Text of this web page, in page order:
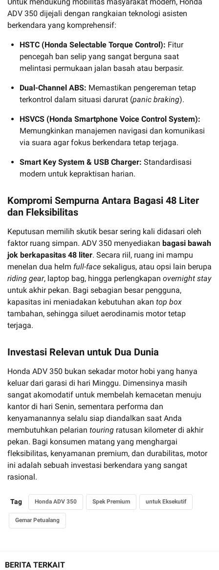
ADV 350 dijejali dengan rangkaian teknologi asisten
berkendara yang komprehensif:
HSTC (Honda Selectable Torque Control): Fitur
pencegah ban selip yang sangat berguna saat
melintasi permukaan jalan basah atau berpasir.
Dual-Channel ABS: Memastikan pengereman tetap
terkontrol dalam situasi darurat (panic braking).
HSVCS (Honda Smartphone Voice Control System):
Memungkinkan manajemen navigasi dan komunikasi
via suara agar fokus berkendara tetap terjaga.
Smart Key System & USB Charger: Standardisasi
modern untuk kepraktisan harian.
Kompromi Sempurna Antara Bagasi 48 Liter
dan Fleksibilitas
Keputusan memilih skutik besar sering kali didasari oleh
faktor ruang simpan. ADV 350 menyediakan bagasi bawah
jok berkapasitas 48 liter. Secara riil, ruang ini mampu
menelan dua helm full-face sekaligus, atau opsi lain berupa
riding gear, laptop bag, hingga perlengkapan overnight stay
untuk akhir pekan. Bagi sebagian besar pengguna,
kapasitas ini meniadakan kebutuhan akan top box
tambahan, sehingga siluet aerodinamis motor tetap
terjaga.
Investasi Relevan untuk Dua Dunia
Honda ADV 350 bukan sekadar motor hobi yang hanya
keluar dari garasi di hari Minggu. Dimensinya masih
sangat akomodatif untuk membelah kemacetan menuju
kantor di hari Senin, sementara performa dan
kenyamanannya selalu siap diandalkan saat Anda
membutuhkan pelarian touring ratusan kilometer di akhir
pekan. Bagi konsumen matang yang menghargai
fleksibilitas, kenyamanan premium, dan durabilitas, motor
ini adalah sebuah investasi berkendara yang sangat
rasional.
Tag Honda ADV 350 Spek Premium untuk Eksekutif
Gemar Petualang
BERITA TERKAIT